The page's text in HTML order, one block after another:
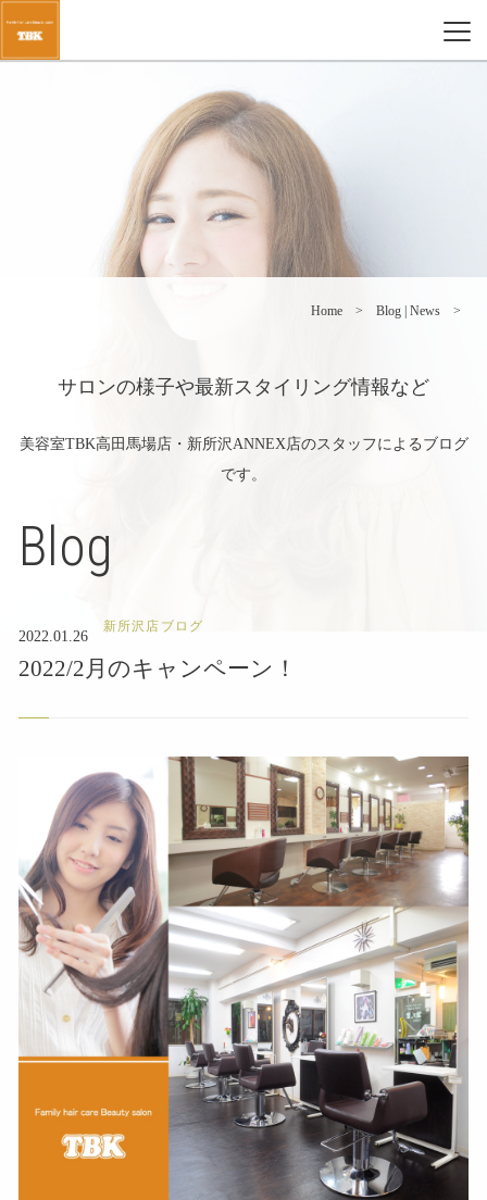
Home Blog | News
サロンの様子や最新スタイリング情報など
美容室TBK高田馬場店・新所沢ANNEX店のスタッフによるブログ
です。
Blog
2022.01.26
新所沢店ブログ
2022/2月のキャンペーン！